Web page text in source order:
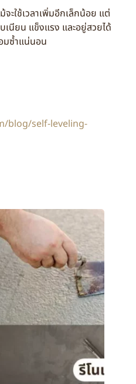
ะใช้เวลาเพิ่มอีกเล็กน้อย แต่
นียน แข็งแรง และอยู่สวยได้
มซ้ำแน่นอน
blog/self-leveling-